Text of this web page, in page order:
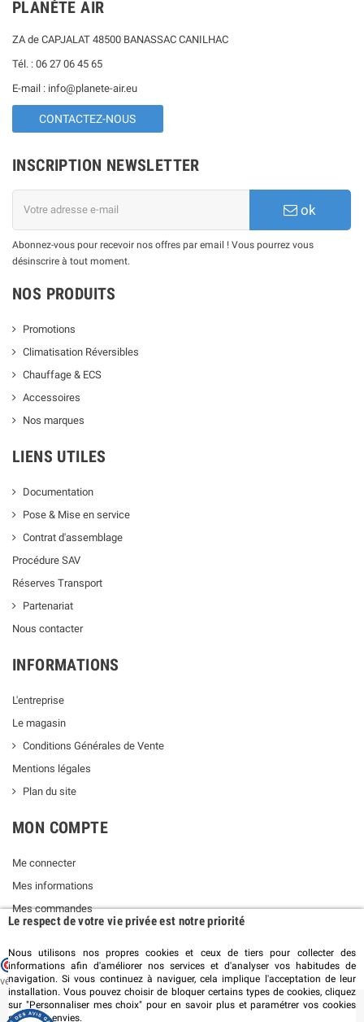
Le respect de votre vie privée est notre priorité
Nous utilisons nos propres cookies et ceux de tiers pour collecter des
informations afin d'améliorer nos services et d'analyser vos habitudes de
navigation. Si vous continuez à naviguer, cela implique l'acceptation de leur
installation. Vous pouvez choisir de bloquer certains types de cookies, cliquez
sur "Personnaliser mes choix" pour en savoir plus et paramétrer vos cookies
selon vos envies.
PLANÈTE AIR
ZA de CAPJALAT 48500 BANASSAC CANILHAC
Tél. : 06 27 06 45 65
E-mail : info@planete-air.eu
CONTACTEZ-NOUS
INSCRIPTION NEWSLETTER
ok
Abonnez-vous pour recevoir nos offres par email ! Vous pourrez vous
désinscrire à tout moment.
NOS PRODUITS
Promotions
Climatisation Réversibles
Chauffage & ECS
Accessoires
Nos marques
LIENS UTILES
Documentation
Pose & Mise en service
Contrat d'assemblage
Procédure SAV
Réserves Transport
Partenariat
Nous contacter
INFORMATIONS
L'entreprise
Le magasin
Conditions Générales de Vente
Mentions légales
Plan du site
MON COMPTE
Me connecter
Mes informations
Mes commandes
Marchand approuvé par la Société des Avis Garantis,cliquez ici pour
vérifier.